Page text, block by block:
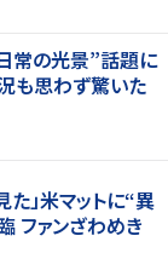
常の光景”話題に
も思わず驚いた
た」米マットに“異
ファンざわめき